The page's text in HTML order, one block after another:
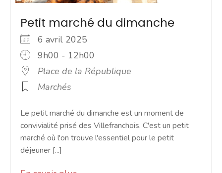
Petit marché du dimanche
6 avril 2025
9h00 - 12h00
Place de la République
Marchés
Le petit marché du dimanche est un moment de
convivialité prisé des Villefranchois. C'est un petit
marché où l'on trouve l'essentiel pour le petit
déjeuner [...]